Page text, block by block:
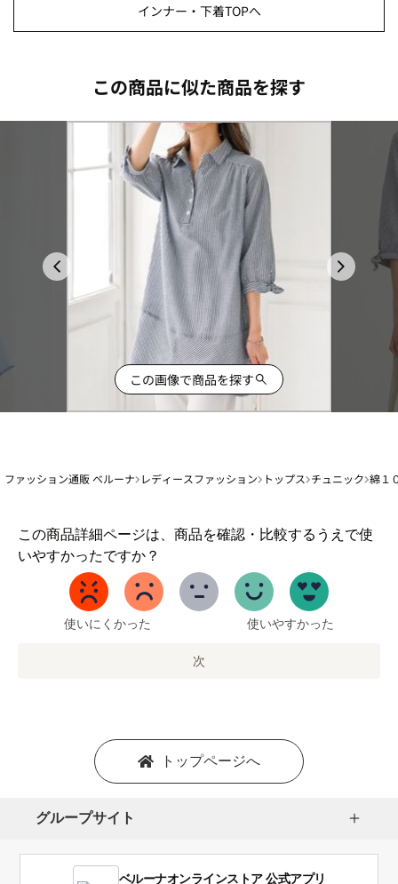
インナー・下着TOPへ
この商品に似た商品を探す
この画像で商品を探す
ファッション通販 ベルーナ レディースファッション トップス チュニック 綿１
この商品詳細ページは、商品を確認・比較するうえで使
いやすかったですか？
1
か
使いにくかった 使いやすかった
次
トップページへ
グループサイト
ベルーナオンラインストア 公式アプリ